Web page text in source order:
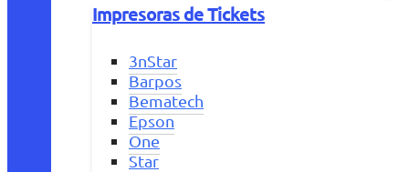
Impresoras de Tickets
3nStar
Barpos
Bematech
Epson
One
Star